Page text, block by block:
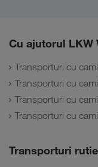
Cu ajutorul LKW
Transporturi cu
Transporturi cu
Transporturi cu
Transporturi cu
Transporturi